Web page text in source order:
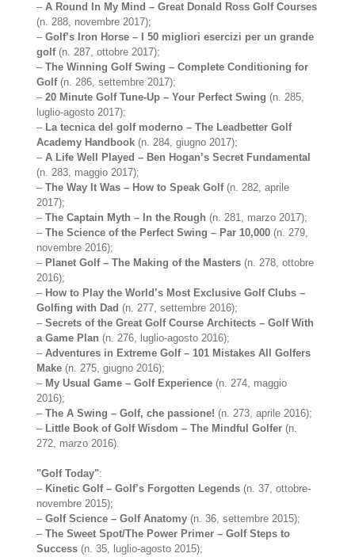
–A Round In My Mind – Great Donald Ross Golf Courses
(n. 288, novembre 2017);
–Golf’s Iron Horse – I 50 migliori esercizi per un grande
golf(n. 287, ottobre 2017);
–The Winning Golf Swing – Complete Conditioning for
Golf(n. 286, settembre 2017);
–20 Minute Golf Tune-Up – Your Perfect Swing (n. 285,
luglio-agosto 2017);
– La tecnica del golf moderno – The Leadbetter Golf
Academy Handbook (n. 284, giugno 2017);
–A Life Well Played – Ben Hogan’s Secret Fundamental
(n. 283, maggio 2017);
–The Way It Was – How to Speak Golf(n. 282, aprile
2017);
–The Captain Myth – In the Rough (n. 281, marzo 2017);
–The Science of the Perfect Swing – Par 10,000 (n. 279,
novembre 2016);
– Planet Golf – The Making of the Masters (n. 278, ottobre
2016);
– How to Play the World’s Most Exclusive Golf Clubs –
Golfing with Dad (n. 277, settembre 2016);
–Secrets of the Great Golf Course Architects – Golf With
a Game Plan (n. 276, luglio-agosto 2016);
–Adventures in Extreme Golf – 101 Mistakes All Golfers
Make (n. 275, giugno 2016);
– My Usual Game – Golf Experience (n. 274, maggio
2016);
–The A Swing – Golf, che passione! (n. 273, aprile 2016);
– Little Book of Golf Wisdom – The Mindful Golfer (n.
272, marzo 2016).
"Golf Today":
– Kinetic Golf – Golf’s Forgotten Legends (n. 37, ottobre-
novembre 2015);
–Golf Science – Golf Anatomy (n. 36, settembre 2015);
–The Sweet Spot/The Power Primer – Golf Steps to
Success (n. 35, luglio-agosto 2015);